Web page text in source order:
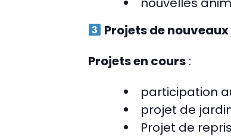
Projets de
Projets en cours :
participation
projet de
Projet de